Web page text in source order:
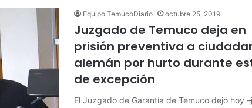
Equipo TemucoDiario octubre 25, 2019
Juzgado de Temuco deja en
prisión preventiva a
alemán por hurto durante
de excepción
El Juzgado de Garantía de Temuco dejó hoy